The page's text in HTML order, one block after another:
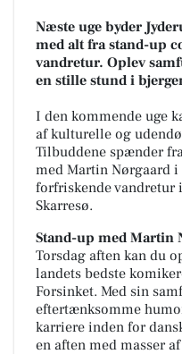
Næste uge byder
med alt fra stand-up
vandretur. Oplev
en stille stund i
I den kommende uge
af kulturelle og
Tilbuddene spænder
med Martin Nørgaard
forfriskende vandretur
Skarresø.
Stand-up med Martin
Torsdag aften kan du
landets bedste
Forsinket. Med sin
eftertænksomme
karriere inden for
en aften med masser